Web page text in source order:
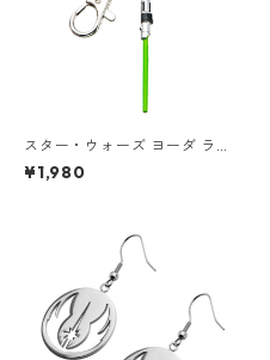
スター・ウォーズ ヨーダ ライ
トセーバー キーリング STAR
WARS ジェダイ
¥1,980